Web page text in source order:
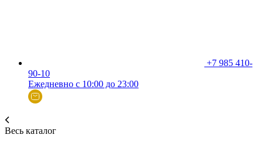
+7 985 410-
90-10
Ежедневно с 10:00 до 23:00
Весь каталог